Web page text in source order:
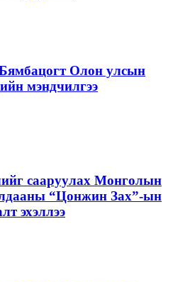
Олон улсын
мэндчилгээ
сааруулах Монголын
“Цонжин Зах”-ын
эхэллээ